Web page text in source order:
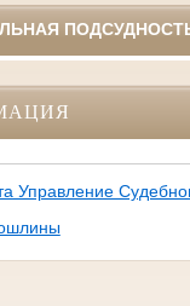
Управление